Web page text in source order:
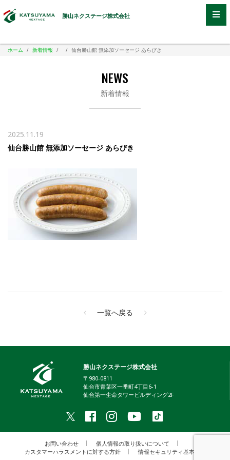
勝山ネクステージ株式会社
ホーム / 新着情報 / / 仙台勝山館 無添加ソーセージ あらびき
NEWS
新着情報
2025.11.19
仙台勝山館 無添加ソーセージ あらびき
一覧へ戻る
勝山ネクステージ株式会社
〒980-0811
仙台市青葉区一番町4丁目6-1
仙台第一生命タワービルディング2F
お問い合わせ
個人情報の取り扱いについて
カスタマーハラスメントに対する方針
情報セキュリティ基本方針